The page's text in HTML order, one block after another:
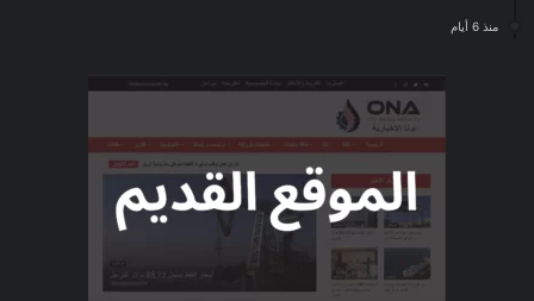
منذ 6 أيام